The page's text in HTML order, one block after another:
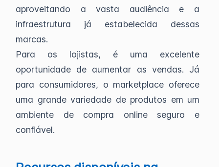
aproveitando a vasta audiência e a
infraestrutura já estabelecida dessas
marcas.
Para os lojistas, é uma excelente
oportunidade de aumentar as vendas. Já
para consumidores, o marketplace oferece
uma grande variedade de produtos em um
ambiente de compra online seguro e
confiável.